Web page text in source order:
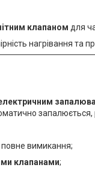
клапаном для
нагрівання та
запалюється,
вимикання;
клапанами;